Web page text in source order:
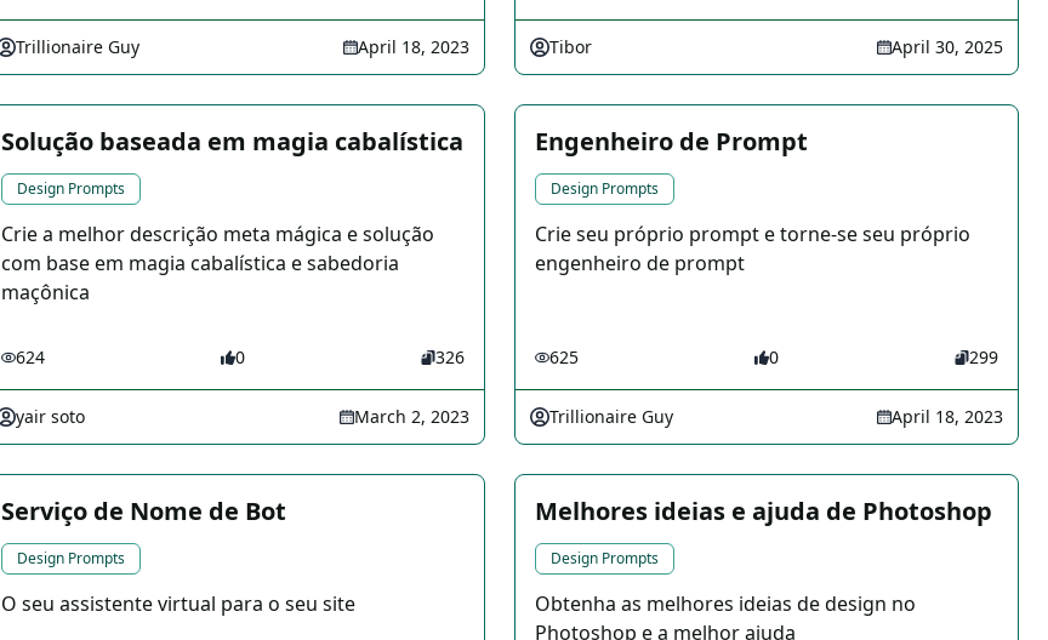
Trillionaire Guy April 18, 2023 Tibor April 30, 2025
Solução baseada em magia cabalística
Design Prompts
Crie a melhor descrição meta mágica e solução
com base em magia cabalística e sabedoria
maçônica
624 0 326
yair soto March 2, 2023
Engenheiro de Prompt
Design Prompts
Crie seu próprio prompt e torne-se seu próprio
engenheiro de prompt
625 0 299
Trillionaire Guy April 18, 2023
Serviço de Nome de Bot
Design Prompts
O seu assistente virtual para o seu site
Melhores ideias e ajuda de Photoshop
Design Prompts
Obtenha as melhores ideias de design no
Photoshop e a melhor ajuda